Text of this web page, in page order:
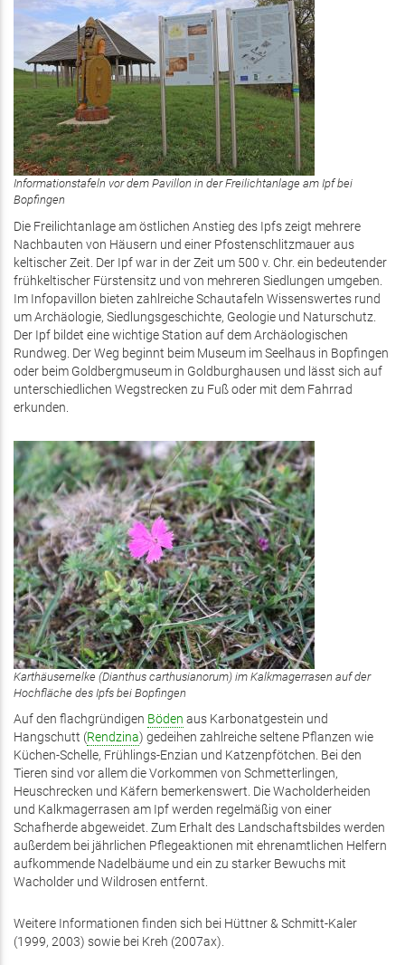
Informationstafeln vor dem Pavillon in der Freilichtanlage am Ipf bei
Bopfingen
Die Freilichtanlage am östlichen Anstieg des Ipfs zeigt mehrere
Nachbauten von Häusern und einer Pfostenschlitzmauer aus
keltischer Zeit. Der Ipf war in der Zeit um 500 v. Chr. ein bedeutender
frühkeltischer Fürstensitz und von mehreren Siedlungen umgeben.
Im Infopavillon bieten zahlreiche Schautafeln Wissenswertes rund
um Archäologie, Siedlungsgeschichte, Geologie und Naturschutz.
Der Ipf bildet eine wichtige Station auf dem Archäologischen
Rundweg. Der Weg beginnt beim Museum im Seelhaus in Bopfingen
oder beim Goldbergmuseum in Goldburghausen und lässt sich auf
unterschiedlichen Wegstrecken zu Fuß oder mit dem Fahrrad
erkunden.
Karthäusernelke (Dianthus carthusianorum) im Kalkmagerrasen auf der
Hochfläche des Ipfs bei Bopfingen
Auf den flachgründigen Böden aus Karbonatgestein und
Hangschutt (Rendzina) gedeihen zahlreiche seltene Pflanzen wie
Küchen-Schelle, Frühlings-Enzian und Katzenpfötchen. Bei den
Tieren sind vor allem die Vorkommen von Schmetterlingen,
Heuschrecken und Käfern bemerkenswert. Die Wacholderheiden
und Kalkmagerrasen am Ipf werden regelmäßig von einer
Schafherde abgeweidet. Zum Erhalt des Landschaftsbildes werden
außerdem bei jährlichen Pflegeaktionen mit ehrenamtlichen Helfern
aufkommende Nadelbäume und ein zu starker Bewuchs mit
Wacholder und Wildrosen entfernt.
Weitere Informationen finden sich bei Hüttner & Schmitt-Kaler
(1999, 2003) sowie bei Kreh (2007ax).